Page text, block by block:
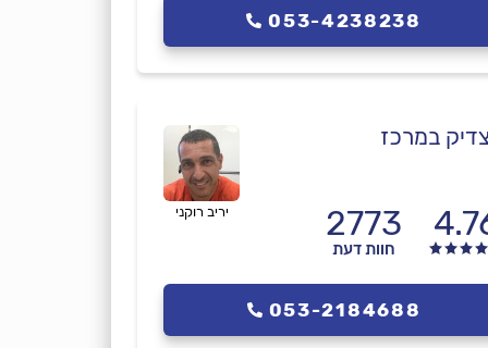
053-4238238
במרכז
2773
חוות דעת
יריב רוקני
053-2184688